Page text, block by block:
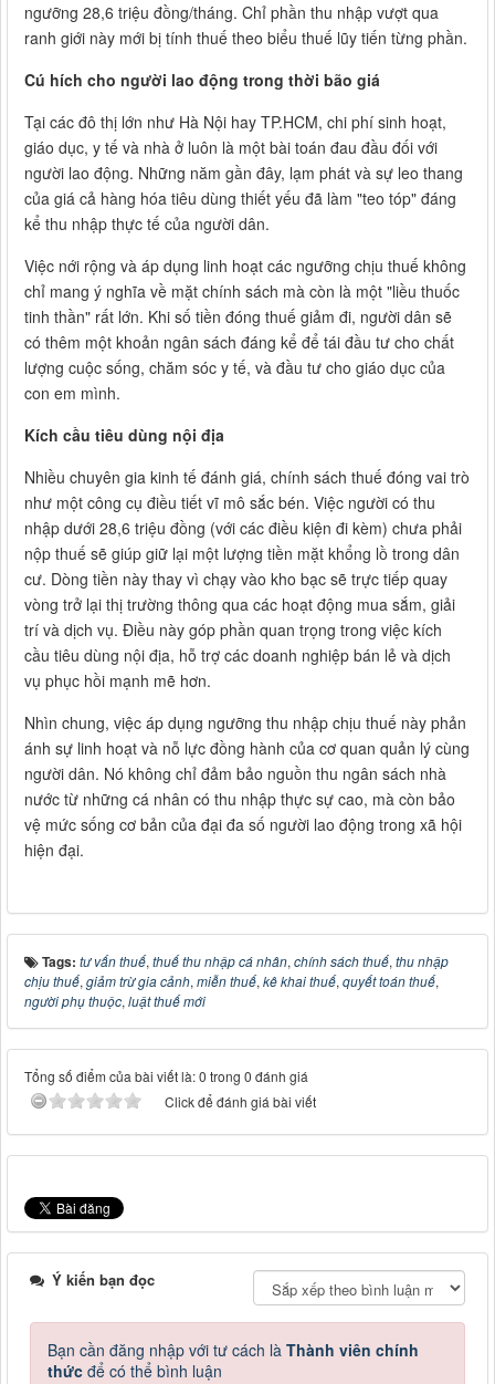
ngưỡng 28,6 triệu đồng/tháng. Chỉ phần thu nhập vượt qua
ranh giới này mới bị tính thuế theo biểu thuế lũy tiến từng phần.
Cú hích cho người lao động trong thời bão giá
Tại các đô thị lớn như Hà Nội hay TP.HCM, chi phí sinh hoạt,
giáo dục, y tế và nhà ở luôn là một bài toán đau đầu đối với
người lao động. Những năm gần đây, lạm phát và sự leo thang
của giá cả hàng hóa tiêu dùng thiết yếu đã làm "teo tóp" đáng
kể thu nhập thực tế của người dân.
Việc nới rộng và áp dụng linh hoạt các ngưỡng chịu thuế không
chỉ mang ý nghĩa về mặt chính sách mà còn là một "liều thuốc
tinh thần" rất lớn. Khi số tiền đóng thuế giảm đi, người dân sẽ
có thêm một khoản ngân sách đáng kể để tái đầu tư cho chất
lượng cuộc sống, chăm sóc y tế, và đầu tư cho giáo dục của
con em mình.
Kích cầu tiêu dùng nội địa
Nhiều chuyên gia kinh tế đánh giá, chính sách thuế đóng vai trò
như một công cụ điều tiết vĩ mô sắc bén. Việc người có thu
nhập dưới 28,6 triệu đồng (với các điều kiện đi kèm) chưa phải
nộp thuế sẽ giúp giữ lại một lượng tiền mặt khổng lồ trong dân
cư. Dòng tiền này thay vì chạy vào kho bạc sẽ trực tiếp quay
vòng trở lại thị trường thông qua các hoạt động mua sắm, giải
trí và dịch vụ. Điều này góp phần quan trọng trong việc kích
cầu tiêu dùng nội địa, hỗ trợ các doanh nghiệp bán lẻ và dịch
vụ phục hồi mạnh mẽ hơn.
Nhìn chung, việc áp dụng ngưỡng thu nhập chịu thuế này phản
ánh sự linh hoạt và nỗ lực đồng hành của cơ quan quản lý cùng
người dân. Nó không chỉ đảm bảo nguồn thu ngân sách nhà
nước từ những cá nhân có thu nhập thực sự cao, mà còn bảo
vệ mức sống cơ bản của đại đa số người lao động trong xã hội
hiện đại.
Tags: tư vấn thuế, thuế thu nhập cá nhân, chính sách thuế, thu nhập
chịu thuế, giảm trừ gia cảnh, miễn thuế, kê khai thuế, quyết toán thuế,
người phụ thuộc, luật thuế mới
Tổng số điểm của bài viết là: 0 trong 0 đánh giá
Click để đánh giá bài viết
Ý kiến bạn đọc
Bạn cần đăng nhập với tư cách là Thành viên chính
thức để có thể bình luận